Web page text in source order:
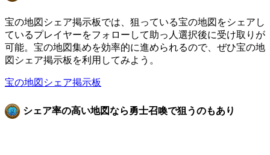
宝の地図シェア掲示板では、狙っている宝の地図をシェアし
ているプレイヤーをフォローして助っ人選択後に受け取りが
可能。宝の地図集めを効率的に進められるので、ぜひ宝の地
図シェア掲示板を利用してみよう。
宝の地図シェア掲示板
シェア率の高い地図なら勇士召喚で狙うのもあり